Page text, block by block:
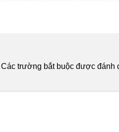
Các trường bắt buộc được đánh